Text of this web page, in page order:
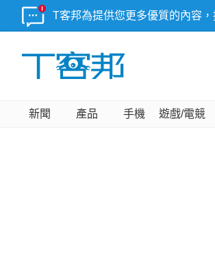
T客邦為提供您更多優質的內容
新聞 產品 手機 遊戲/電競